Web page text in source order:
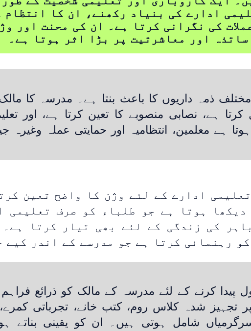
ادارے کی بنیاد رکھنے، ان کا انتظام
کی نگرانی کرتا ہے۔ ان کی محنت اور
اور معاشرتیت پر بڑا اثر ہوتا ہے۔
داریوں کا باعث بنتا ہے۔ مدرسہ کا مالک
ہے، نصابی منصوبے کا تعین کرتا ہے، اور
ہے معلمین، انتظامیہ اور حمایتی عملہ وغیرہ
ادارے کے لئے وژن کا واضح تعین
ہوتا ہے جو طلباء کو صرف تعلیمی
کی زندگی کے لئے بھی تیار کرتا
رہنمائی کرتا ہے جو مدرسے کے اندر کیے
پیدا کرنے کے لئے مدرسہ کے مالک کو ذرائع
شدہ کلاس روم، کتب خانے، تجرباتی کمرے،
شامل ہوتی ہیں۔ ان کو یقینی بناتے